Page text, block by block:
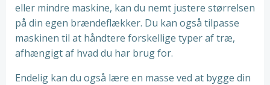
eller mindre maskine, kan du nemt justere størrelsen
på din egen brændeflækker. Du kan også tilpasse
maskinen til at håndtere forskellige typer af træ,
afhængigt af hvad du har brug for.
Endelig kan du også lære en masse ved at bygge din